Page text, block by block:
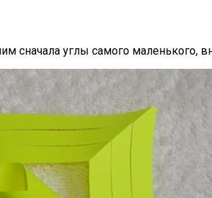
сначала углы самого маленького,